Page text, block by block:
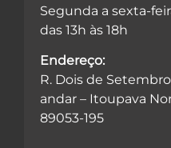
Segunda a sexta-
das 13h às 18h
Endereço:
R. Dois de
andar – Itoupava
89053-195